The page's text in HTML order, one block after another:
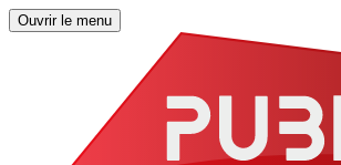
Ouvrir le menu